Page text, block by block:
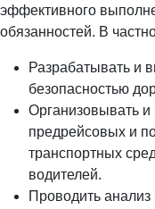
эффективного
обязанностей. В
Разрабатывать и
безопасностью
Организовывать и
предрейсовых и
транспортных
водителей.
Проводить